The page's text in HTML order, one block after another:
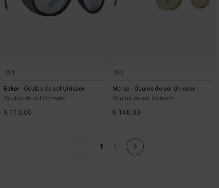
1
Esker - Óculos de sol Unissex
Óculos de sol Homem
€ 110,00
2
Morse - Óculos de sol Unissex
Óculos de sol Homem
€ 140,00
1